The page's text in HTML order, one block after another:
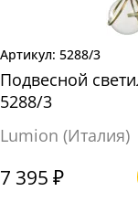
5288/3
Подвесной
5288/3
Lumion (Италия)
7 395 ₽